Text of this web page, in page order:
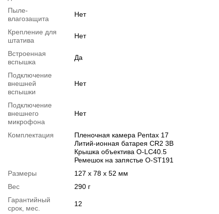
Пыле-
влагозащита
Нет
Крепление для
штатива
Нет
Встроенная
вспышка
Да
Подключение
внешней
вспышки
Нет
Подключение
внешнего
микрофона
Нет
Комплектация
Пленочная камера Pentax 17
Литий-ионная батарея CR2 3В
Крышка объектива O-LC40.5
Ремешок на запястье O-ST191
Размеры
127 x 78 x 52 мм
Вес
290 г
Гарантийный
срок, мес.
12